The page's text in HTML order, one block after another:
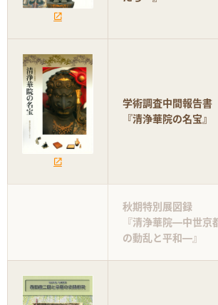
学術調査中間報告書
『清浄華院の名宝』
秋期特別展図録
『清浄華院―中世京
の動乱と平和―』